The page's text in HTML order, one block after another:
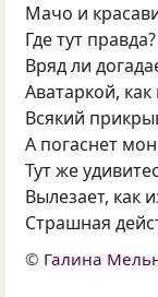
Мачо и
Где тут
Вряд ли
Аватаркой,
Всякий
А погаснет
Тут же
Вылезает, как
Страшная
© Галина